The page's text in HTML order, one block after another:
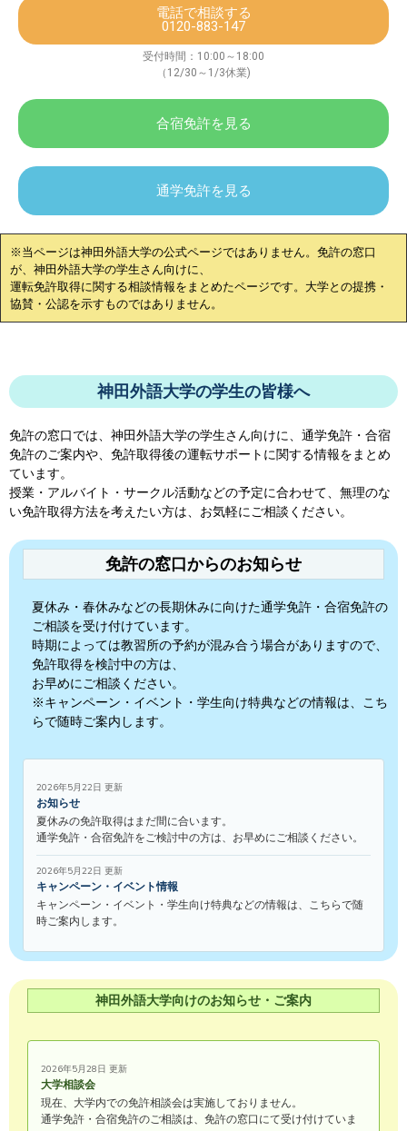
電話で相談する
0120-883-147
受付時間：10:00～18:00
（12/30～1/3休業)
合宿免許を見る
通学免許を見る
※当ページは神田外語大学の公式ページではありません。免許の窓口
が、 神田外語大学の学生さん向けに、
運転免許取得に関する相談情報をまとめたページです。大学との提携・
協賛・公認を示すものではありません。
神田外語大学の学生の皆様へ
免許の窓口では、 神田外語大学の学生さん向けに、通学免許・合宿
免許のご案内や、免許取得後の運転サポートに関する情報をまとめ
ています。
授業・アルバイト・サークル活動などの予定に合わせて、無理のな
い免許取得方法を考えたい方は、お気軽にご相談ください。
免許の窓口からのお知らせ
夏休み・春休みなどの長期休みに向けた通学免許・合宿免許の
ご相談を受け付けています。
時期によっては教習所の予約が混み合う場合がありますので、
免許取得を検討中の方は、
お早めにご相談ください。
※キャンペーン・イベント・学生向け特典などの情報は、こち
らで随時ご案内します。
2026年5月22日 更新
お知らせ
夏休みの免許取得はまだ間に合います。
通学免許・合宿免許をご検討中の方は、お早めにご相談ください。
2026年5月22日 更新
キャンペーン・イベント情報
キャンペーン・イベント・学生向け特典などの情報は、こちらで随
時ご案内します。
神田外語大学向けのお知らせ・ご案内
2026年5月28日 更新
大学相談会
現在、大学内での免許相談会は実施しておりません。
通学免許・合宿免許のご相談は、免許の窓口にて受け付けていま